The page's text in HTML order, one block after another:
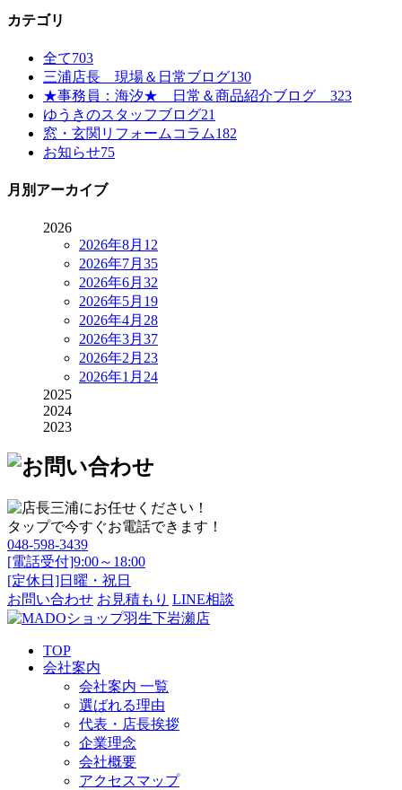
カテゴリ
全て703
三浦店長 現場＆日常ブログ130
★事務員：海汐★ 日常＆商品紹介ブログ 323
ゆうきのスタッフブログ21
窓・玄関リフォームコラム182
お知らせ75
月別アーカイブ
2026
2026年8月 12
2026年7月 35
2026年6月 32
2026年5月 19
2026年4月 28
2026年3月 37
2026年2月 23
2026年1月 24
2025
2024
2023
タップで今すぐお電話できます！
048-598-3439
[電話受付]9:00～18:00
[定休日]日曜・祝日
お問い合わせ お見積もり LINE相談
TOP
会社案内
会社案内 一覧
選ばれる理由
代表・店長挨拶
企業理念
会社概要
アクセスマップ